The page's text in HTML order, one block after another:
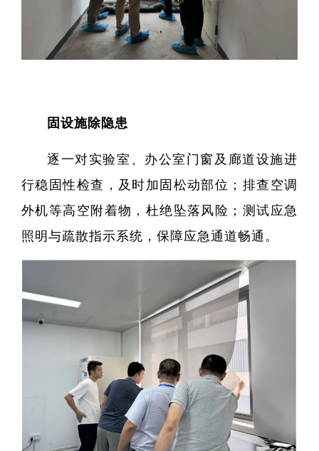
全
固设施除隐患
逐一对实验室、办公室门窗及廊道设施进
行稳固性检查，及时加固松动部位；排查空调
外机等高空附着物，杜绝坠落风险；测试应急
照明与疏散指示系统，保障应急通道畅通。